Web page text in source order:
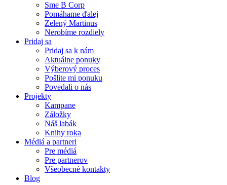
Sme B Corp
Pomáhame ďalej
Zelený Martinus
Nerobíme rozdiely
Pridaj sa
Pridaj sa k nám
Aktuálne ponuky
Výberový proces
Pošlite mi ponuku
Povedali o nás
Projekty
Kampane
Záložky
Náš labák
Knihy roka
Médiá a partneri
Pre médiá
Pre partnerov
Všeobecné kontakty
Blog